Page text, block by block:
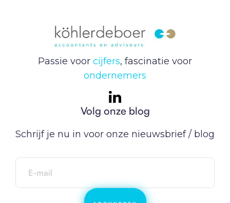
Passie voor cijfers, fascinatie voor
ondernemers
Volg onze blog
Schrijf je nu in voor onze nieuwsbrief / blog